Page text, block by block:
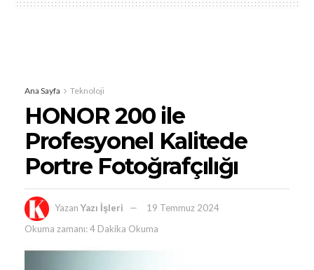
Ana Sayfa Teknoloji
HONOR 200 ile
Profesyonel Kalitede
Portre Fotoğrafçılığı
Yazan Yazı İşleri
19 Temmuz 2024
Okuma zamanı: 4 Dakika Okuma